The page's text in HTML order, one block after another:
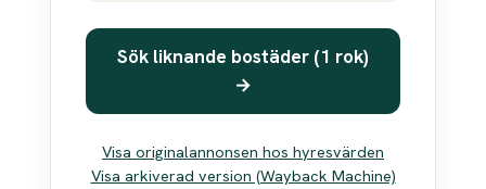
Sök liknande bostäder (1 rok)
→
Visa originalannonsen hos hyresvärden
Visa arkiverad version (Wayback Machine)